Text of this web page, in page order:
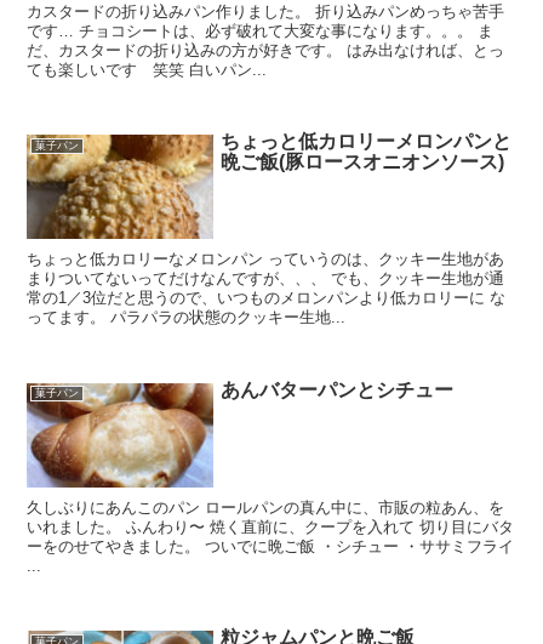
カスタードの折り込みパン作りました。 折り込みパンめっちゃ苦手
です… チョコシートは、必ず破れて大変な事になります。。。 ま
だ、カスタードの折り込みの方が好きです。 はみ出なければ、とっ
ても楽しいです 笑笑 白いパン...
菓子パン
ちょっと低カロリーメロンパンと
晩ご飯(豚ロースオニオンソース)
ちょっと低カロリーなメロンパン っていうのは、クッキー生地があ
まりついてないってだけなんですが、、、 でも、クッキー生地が通
常の1／3位だと思うので、いつものメロンパンより低カロリーに な
ってます。 パラパラの状態のクッキー生地...
菓子パン あんバターパンとシチュー
久しぶりにあんこのパン ロールパンの真ん中に、市販の粒あん、を
いれました。 ふんわり〜 焼く直前に、クープを入れて 切り目にバタ
ーをのせてやきました。 ついでに晩ご飯 ・シチュー ・ササミフライ
菓子パン 粒ジャムパンと晩ご飯